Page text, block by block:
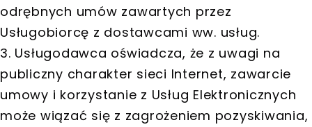
odrębnych umów zawartych przez
Usługobiorcę z dostawcami ww. usług.
3. Usługodawca oświadcza, że z uwagi na
publiczny charakter sieci Internet, zawarcie
umowy i korzystanie z Usług Elektronicznych
może wiązać się z zagrożeniem pozyskiwania,